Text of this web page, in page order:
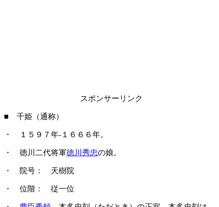
スポンサーリンク
■ 千姫（通称）
・ １５９７年-１６６６年。
・ 徳川二代将軍徳川秀忠の娘。
・ 院号： 天樹院
・ 位階： 従一位